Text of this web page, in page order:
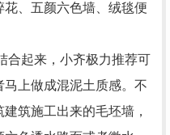
、五颜六色墙、绒毯便
起来，小齐极力推荐可
马上做成混泥土质感。不
筑施工出来的毛坯墙，